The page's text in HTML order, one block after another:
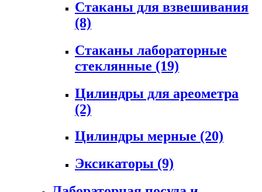
Стаканы для взвешивания
(8)
Стаканы лабораторные
стеклянные (19)
Цилиндры для ареометра
(2)
Цилиндры мерные (20)
Эксикаторы (9)